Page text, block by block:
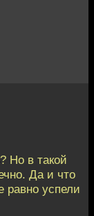
Но в такой
Да и что
равно успели